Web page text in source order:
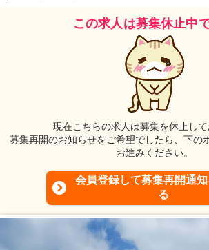
この求人は募集休止中で
現在こちらの求人は募集を休止して
募集再開のお知らせをご希望でしたら、下の
お進みください。
会員登録して募集再開通
る